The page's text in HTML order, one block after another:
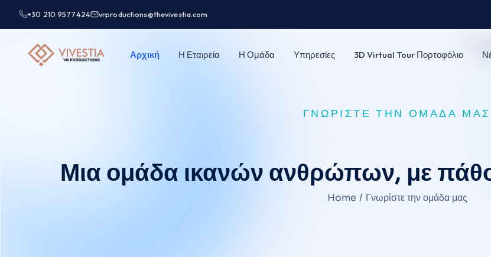
+30 210 9577424 vrproductions@thevivestia.com
Αρχική Η Εταιρεία Η Ομάδα Υπηρεσίες 3D Virtual Tour Πορτοφόλιο
ΓΝΩΡΊΣΤΕ ΤΗΝ ΟΜΆΔΑ ΜΑΣ
Μια ομάδα ικανών ανθρώπων, με
Home Γνωρίστε την ομάδα μας